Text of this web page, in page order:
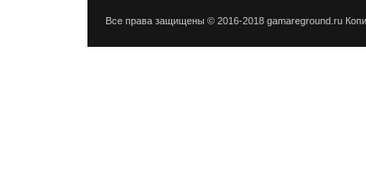
Все права защищены © 2016-2018 gamareground.ru